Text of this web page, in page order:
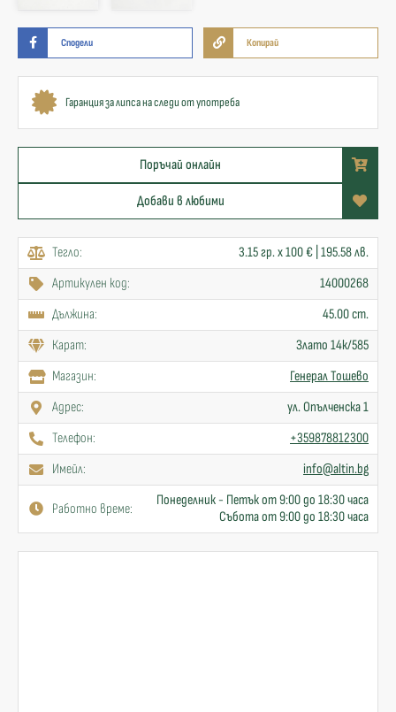
Сподели Копирай
Гаранция за липса на следи от употреба
Поръчай онлайн
Добави в любими
Тегло:
3.15 гр. x 100 € | 195.58 лв.
Артикулен код:
14000268
Дължина:
45.00 cm.
Карат:
Злато 14к/585
Mагазин:
Генерал Тошево
Адрес:
ул. Опълченска 1
Телефон:
+359878812300
Имейл:
info@altin.bg
Работно време:
Понеделник - Петък от 9:00 до 18:30 часа
Събота от 9:00 до 18:30 часа